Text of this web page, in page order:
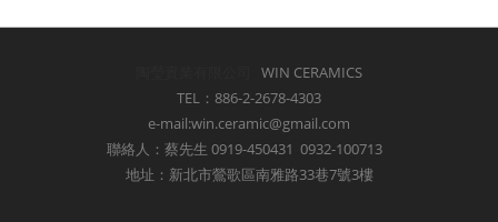
WIN CERAMICS
TEL：886-2-2678-4303
e-mail:win.ceramic@gmail.com
聯絡人：蔡先生 0919-450431 0932-100713
地址：新北市鶯歌區南雅路33巷7號3樓